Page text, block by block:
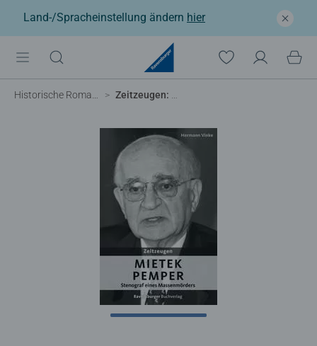
Land-/Spracheinstellung ändern hier
Historische Romane Zeitzeugen: Mietek Pemper